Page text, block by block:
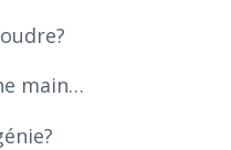
main…